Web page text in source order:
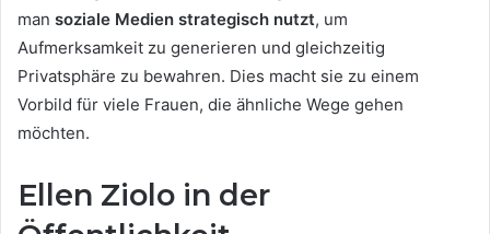
man soziale Medien strategisch nutzt, um
Aufmerksamkeit zu generieren und gleichzeitig
Privatsphäre zu bewahren. Dies macht sie zu einem
Vorbild für viele Frauen, die ähnliche Wege gehen
möchten.
Ellen Ziolo in der